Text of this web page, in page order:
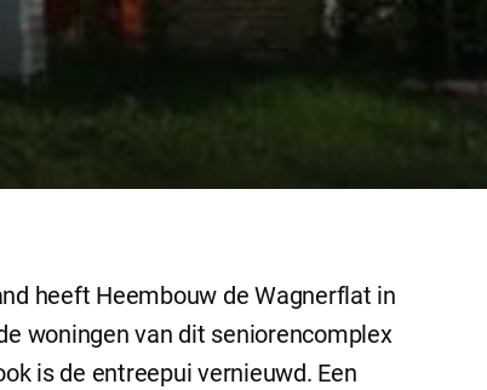
heeft Heembouw de Wagnerflat in
woningen van dit seniorencomplex
is de entreepui vernieuwd. Een